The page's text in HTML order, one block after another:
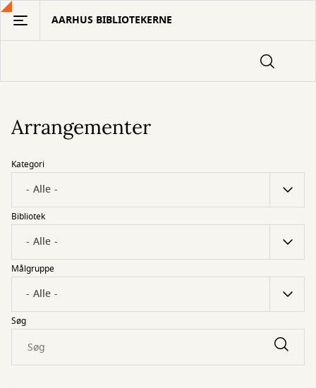
Gå
hovedindhold
AARHUS BIBLIOTEKERNE
Arrangementer
Kategori
Bibliotek
Målgruppe
Søg